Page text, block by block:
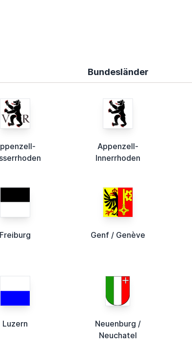
Bundesländer
Appenzell-
Innerrhoden
Freiburg Genf / Genève
Luzern
Neuenburg /
Neuchatel